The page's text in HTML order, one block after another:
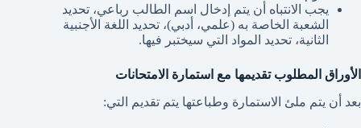
يجب الانتباه أن يتم إدخال اسم الطالب رباعي، تحديد
الشعبة الخاصة به (علمي، أدبي)، تحديد اللغة الأجنبية
الثانية، تحديد المواد التي سيختبر فيها.
الأوراق المطلوب تقديمها مع استمارة الامتحانات
بعد أن يتم ملئ الاستمارة وطباعتها يتم تقديم التي: